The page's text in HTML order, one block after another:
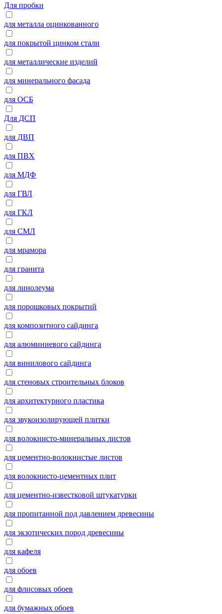
Для пробки
для металла оцинкованного
для покрытой цинком стали
для металлические изделий
для минерального фасада
для ОСБ
Для ДСП
для ДВП
для ПВХ
для МДФ
для ГВЛ
для ГКЛ
для СМЛ
для мрамора
для гранита
для линолеума
для порошковых покрытий
для композитного сайдинга
для алюминиевого сайдинга
для винилового сайдинга
для стеновых строительных блоков
для архитектурного пластика
для звукоизолирующей плитки
для волокнисто-минеральных листов
для цементно-волокнистые листов
для волокнисто-цементных плит
для цементно-известковой штукатурки
для пропитанной под давлением древесины
для экзотических пород древесины
для кафеля
для обоев
для флисовых обоев
для бумажных обоев